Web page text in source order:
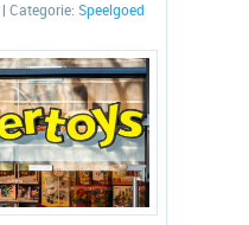
| Categorie: Speelgoed